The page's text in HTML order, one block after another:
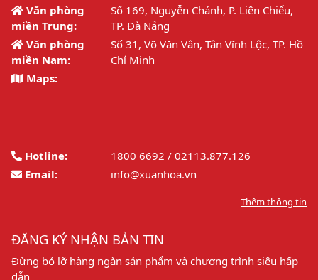
Văn phòng
miền Trung:
Số 169, Nguyễn Chánh, P. Liên Chiểu,
TP. Đà Nẵng
Văn phòng
miền Nam:
Số 31, Võ Văn Vân, Tân Vĩnh Lộc, TP. Hồ
Chí Minh
Maps:
Hotline:
1800 6692 / 02113.877.126
Email:
info@xuanhoa.vn
Thêm thông tin
ĐĂNG KÝ NHẬN BẢN TIN
Đừng bỏ lỡ hàng ngàn sản phẩm và chương trình siêu hấp
dẫn